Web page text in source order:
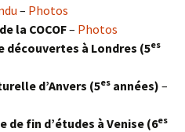
– Photos
la COCOF– Photos
découvertes à Londres (5es
d’Anvers (5es années) –
de fin d’études à Venise (6es